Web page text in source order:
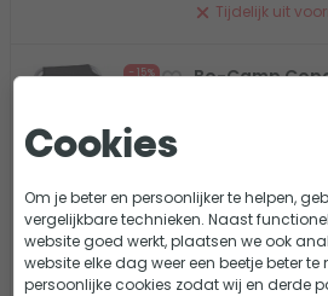
Tijdelijk uit
- 15%
Vergelijk
Bo-Camp
Gewicht: 1,6 kg
Maximale
21,95
18,66
Cookies
Om je beter en persoonlijker te helpen,
vergelijkbare technieken. Naast
website goed werkt, plaatsen we ook
website elke dag weer een beetje beter
persoonlijke cookies zodat wij en derde